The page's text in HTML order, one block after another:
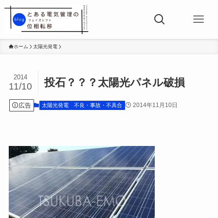
ホーム 太陽光発電
投石？？？太陽光パネル破損
2014
11/10
広告 太陽光発電 不良・事故・不具合 2014年11月10日